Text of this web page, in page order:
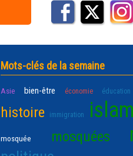
Mots-clés de la semaine
Asie bien-être économie éducation
histoire immigration islam
mosquée mosquées